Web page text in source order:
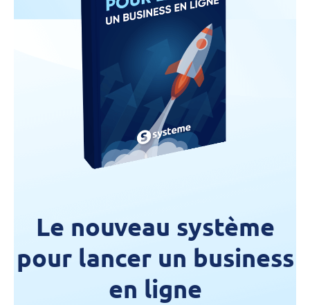
Le nouveau système
pour lancer un business
en ligne